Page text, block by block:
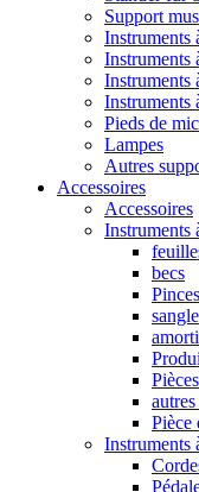
Support
Instruments
Instruments
Instruments
Instruments
Pieds de
Lampes
Autres
Accessoires
Accessoires
Instruments
becs
Pièce
Instruments